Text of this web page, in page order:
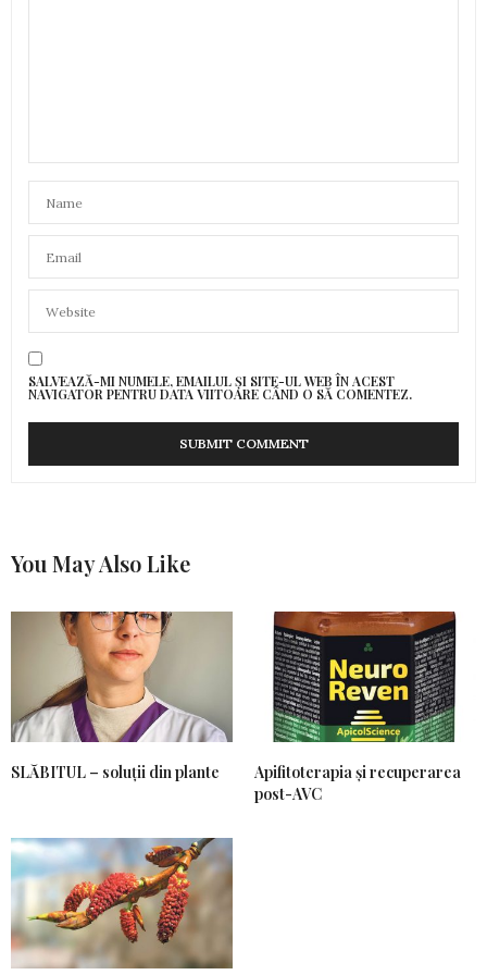
SALVEAZĂ-MI NUMELE, EMAILUL ȘI SITE-UL WEB ÎN ACEST
NAVIGATOR PENTRU DATA VIITOARE CÂND O SĂ COMENTEZ.
You May Also Like
SLĂBITUL – soluții din plante
Apifitoterapia și recuperarea
post-AVC